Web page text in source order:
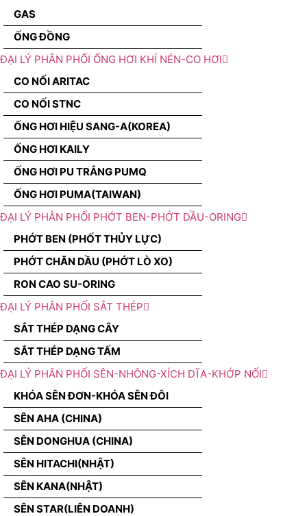
GAS
ỐNG ĐỒNG
ĐẠI LÝ PHÂN PHỐI ỐNG HƠI KHÍ NÉN-CO HƠI
CO NỐI ARITAC
CO NỐI STNC
ỐNG HƠI HIỆU SANG-A(KOREA)
ỐNG HƠI KAILY
ỐNG HƠI PU TRẮNG PUMQ
ỐNG HƠI PUMA(TAIWAN)
ĐẠI LÝ PHÂN PHỐI PHỚT BEN-PHỚT DẦU-ORING
PHỚT BEN (PHỐT THỦY LỰC)
PHỚT CHĂN DẦU (PHỚT LÒ XO)
RON CAO SU-ORING
ĐẠI LÝ PHÂN PHỐI SẮT THÉP
SẮT THÉP DẠNG CÂY
SẮT THÉP DẠNG TẤM
ĐẠI LÝ PHÂN PHỐI SÊN-NHÔNG-XÍCH DĨA-KHỚP NỐI
KHÓA SÊN ĐƠN-KHÓA SÊN ĐÔI
SÊN AHA (CHINA)
SÊN DONGHUA (CHINA)
SÊN HITACHI(NHẬT)
SÊN KANA(NHẬT)
SÊN STAR(LIÊN DOANH)